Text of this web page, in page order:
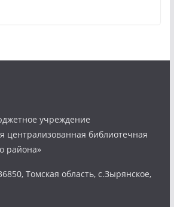
учреждение
централизованная библиотечная
района»
Томская область, с.Зырянское,